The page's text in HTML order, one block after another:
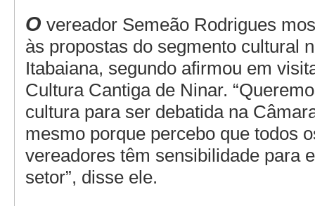
O vereador Semeão Rodrigues
às propostas do segmento cultural
Itabaiana, segundo afirmou em
Cultura Cantiga de Ninar.
cultura para ser debatida na
mesmo porque percebo que todos
vereadores têm sensibilidade para
setor”, disse ele.